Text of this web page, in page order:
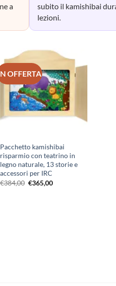
a
subito il kamishibai
lezioni.
OFFERTA
Aggiungi
alla lista
dei
desideri
Pacchetto kamishibai
risparmio con teatrino in
legno naturale, 13 storie e
accessori per IRC
€384,00 Il
prezzo
€365,00Il